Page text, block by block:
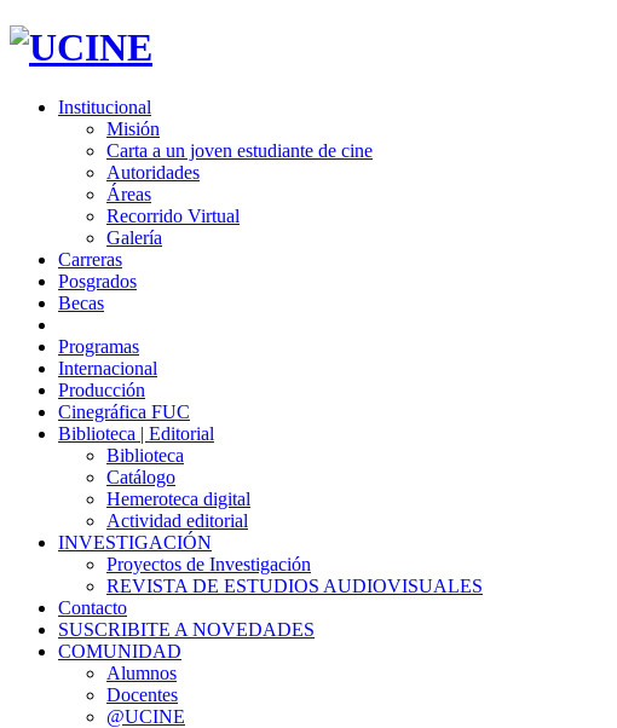
Institucional
Misión
Carta a un joven estudiante de cine
Autoridades
Áreas
Recorrido Virtual
Galería
Carreras
Posgrados
Becas
Programas
Internacional
Producción
Cinegráfica FUC
Biblioteca | Editorial
Biblioteca
Catálogo
Hemeroteca digital
Actividad editorial
INVESTIGACIÓN
Proyectos de Investigación
REVISTA DE ESTUDIOS AUDIOVISUALES
Contacto
SUSCRIBITE A NOVEDADES
COMUNIDAD
Alumnos
Docentes
@UCINE